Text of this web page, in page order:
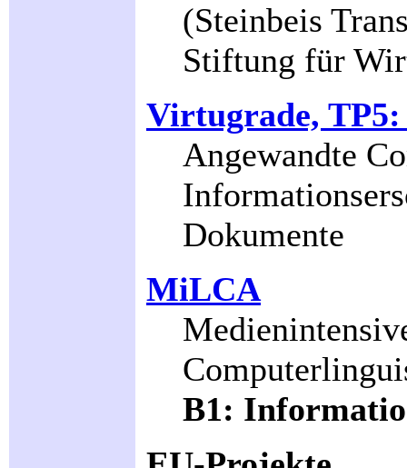
(Steinbeis
Stiftung für
Virtugrade,
Angewandte
Dokumente
MiLCA
B1: